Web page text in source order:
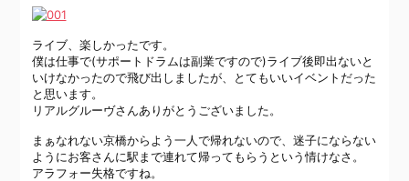
ライブ、楽しかったです。
僕は仕事で(サポートドラムは副業ですので)ライブ後即出ないと
いけなかったので飛び出しましたが、とてもいいイベントだった
と思います。
リアルグルーヴさんありがとうございました。
まぁなれない京橋からよう一人で帰れないので、迷子にならない
ようにお客さんに駅まで連れて帰ってもらうという情けなさ。
アラフォー失格ですね。